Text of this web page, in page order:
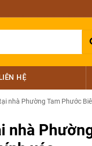
HỆ
nhà Phường Tam Phước
nhà